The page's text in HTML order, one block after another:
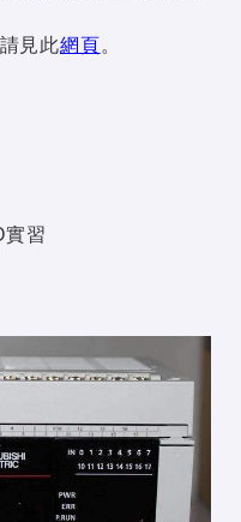
見此網頁。
習